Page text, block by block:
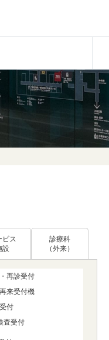
ビス
設
診療科
（外来）
再診受付
来受付機
付
査受付